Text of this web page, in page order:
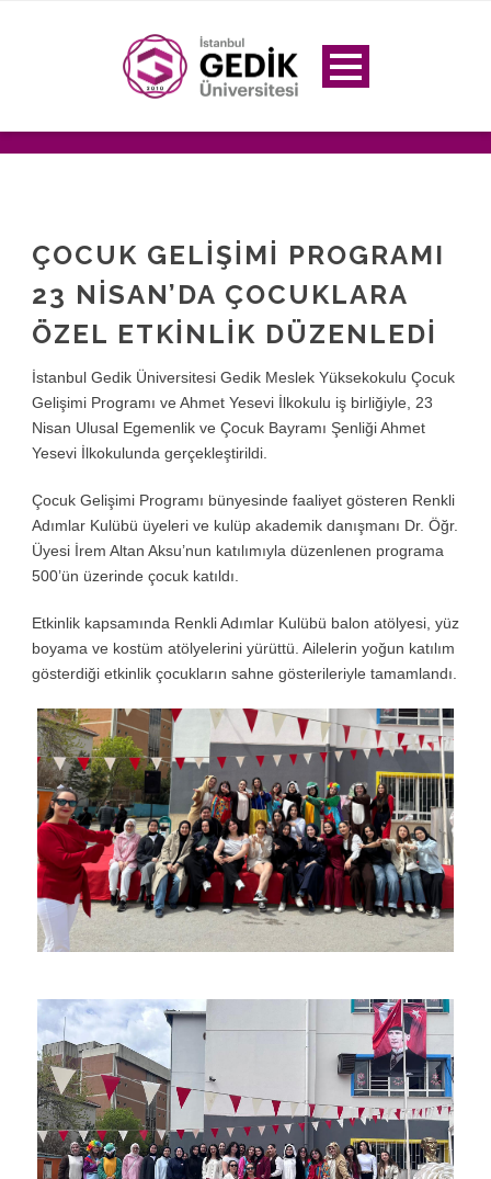
ÇOCUK GELIŞIMI PROGRAMI
23 NISAN’DA ÇOCUKLARA
ÖZEL ETKINLIK DÜZENLEDI
İstanbul Gedik Üniversitesi Gedik Meslek Yüksekokulu Çocuk
Gelişimi Programı ve Ahmet Yesevi İlkokulu iş birliğiyle, 23
Nisan Ulusal Egemenlik ve Çocuk Bayramı Şenliği Ahmet
Yesevi İlkokulunda gerçekleştirildi.
Çocuk Gelişimi Programı bünyesinde faaliyet gösteren Renkli
Adımlar Kulübü üyeleri ve kulüp akademik danışmanı Dr. Öğr.
Üyesi İrem Altan Aksu’nun katılımıyla düzenlenen programa
500’ün üzerinde çocuk katıldı.
Etkinlik kapsamında Renkli Adımlar Kulübü balon atölyesi, yüz
boyama ve kostüm atölyelerini yürüttü. Ailelerin yoğun katılım
gösterdiği etkinlik çocukların sahne gösterileriyle tamamlandı.